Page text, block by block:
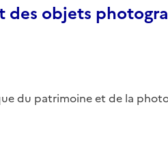
des objets
du patrimoine et de la